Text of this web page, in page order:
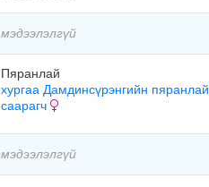
мэдээлэлгүй
Пяранлай
хургаа Дамдинсүрэнгийн пяранлай
саарагч
мэдээлэлгүй